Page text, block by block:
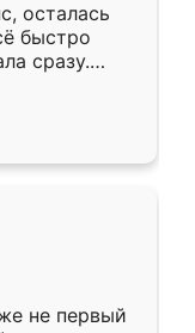
осталась
быстро
сразу.
к
Собрали
даже
не первый